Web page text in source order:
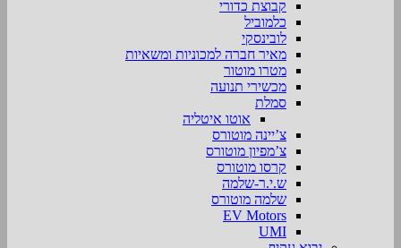
קבוצת כדורי
כלמוביל
לובינסקי
מאיר חברה למכוניות ומשאיות
מטרו מוטור
מכשירי תנועה
סמלת
אוטו איטליה
צ’יינה מוטורס
צ’מפיון מוטורס
קרסו מוטורס
ש.י.ר-שלמה
שלמה מוטורס
EV Motors
UMI